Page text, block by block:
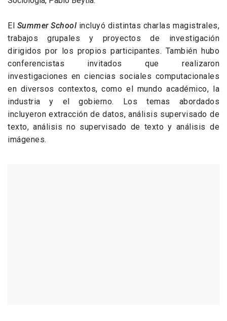
El Summer School incluyó distintas charlas magistrales,
trabajos grupales y proyectos de investigación
dirigidos por los propios participantes. También hubo
conferencistas invitados que realizaron
investigaciones en ciencias sociales computacionales
en diversos contextos, como el mundo académico, la
industria y el gobierno. Los temas abordados
incluyeron extracción de datos, análisis supervisado de
texto, análisis no supervisado de texto y análisis de
imágenes.